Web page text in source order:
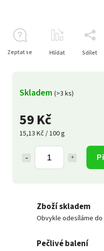
59 Kč
15,13 Kč / 100 g
Skladem (>3 ks)
Zeptat se Hlídat Sdílet
Zboží skladem
Obvykle odesíláme do
Pečlivé balení